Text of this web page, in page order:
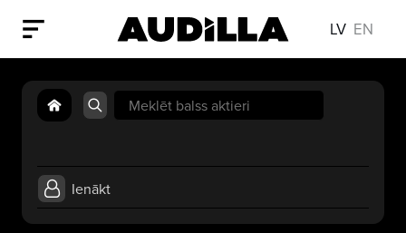
LV EN
Search
for:
Ienākt